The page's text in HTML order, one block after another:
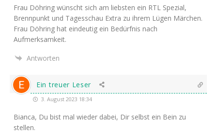
Frau Döh­ring wünscht sich am liebs­ten ein RTL Spe­zi­al,
Brenn­punkt und Tages­schau Extra zu ihrem Lügen Mär­chen.
Frau Döh­ring hat ein­deu­tig ein Bedürf­nis nach
Aufmerksamkeit.
Antworten
Ein treuer Leser
3. August 2023 18:34
Bian­ca, Du bist mal wie­der dabei, Dir selbst ein Bein zu
stellen.